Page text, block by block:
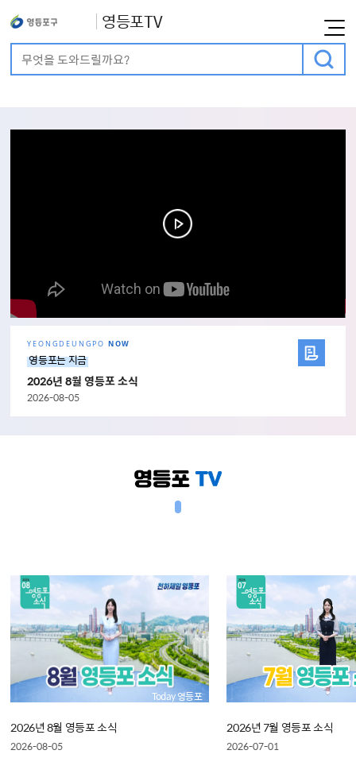
영등포TV
통합검색검색어 입력
메인비주얼
YEONGDEUNGPO NOW
영등포는 지금
2026년 8월 영등포 소식
2026-08-05
Today 영등포
2026년 8월 영등포 소식
2026-08-05
2026년 7월 영등포 소식
2026-07-01